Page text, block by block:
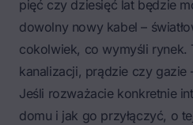
pięć czy dziesięć lat będzie
dowolny nowy kabel –
cokolwiek, co wymyśli rynek.
kanalizacji, prądzie czy gazie
Jeśli rozważacie konkretnie
domu i jak go przyłączyć, o